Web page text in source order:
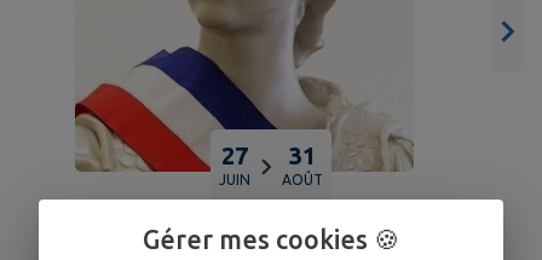
27
JUIN
31
AOÛT
LOUVATANGE
Gérer mes cookies 🍪